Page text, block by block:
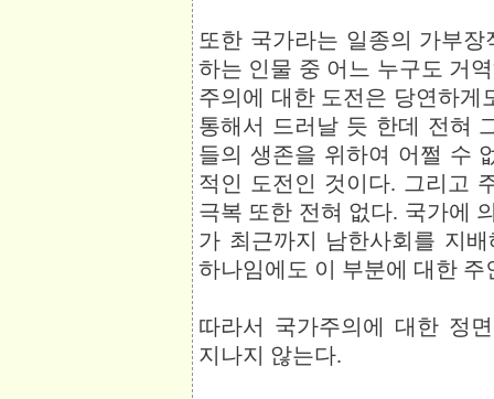
또한 국가라는 일종의 가부
하는 인물 중 어느 누구도 거
주의에 대한 도전은 당연하게
통해서 드러날 듯 한데 전혀
들의 생존을 위하여 어쩔 수
적인 도전인 것이다. 그리고
극복 또한 전혀 없다. 국가에
가 최근까지 남한사회를 지
하나임에도 이 부분에 대한 주
따라서 국가주의에 대한 정
지나지 않는다.